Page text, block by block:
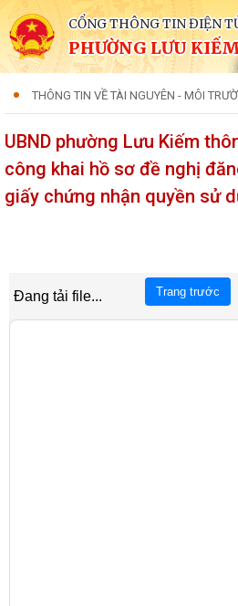
CỔNG THÔNG TIN ĐIỆN
PHƯỜNG LƯU
THÔNG TIN VỀ TÀI NGUYÊN - MÔI
UBND phường Lưu Kiếm
công khai hồ sơ đề nghị
giấy chứng nhận quyền sử